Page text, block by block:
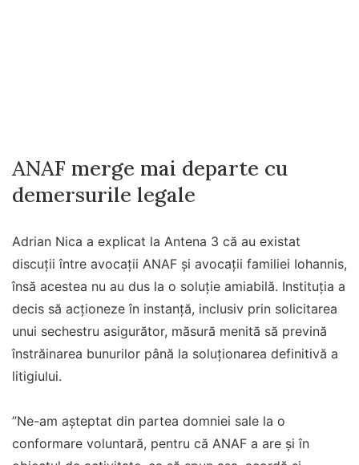
ANAF merge mai departe cu
demersurile legale
Adrian Nica a explicat la Antena 3 că au existat
discuții între avocații ANAF și avocații familiei Iohannis,
însă acestea nu au dus la o soluție amiabilă. Instituția a
decis să acționeze în instanță, inclusiv prin solicitarea
unui sechestru asigurător, măsură menită să prevină
înstrăinarea bunurilor până la soluționarea definitivă a
litigiului.
”Ne-am aşteptat din partea domniei sale la o
conformare voluntară, pentru că ANAF a are şi în